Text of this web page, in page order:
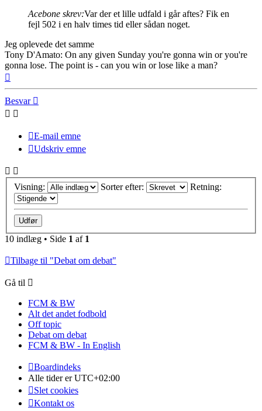
Acebone skrev:Var der et lille udfald i går aftes? Fik en
fejl 502 i en halv times tid eller sådan noget.
Jeg oplevede det samme
Tony D'Amato: On any given Sunday you're gonna win or you're
gonna lose. The point is - can you win or lose like a man?
Besvar
E-mail emne
Udskriv emne
Visning: Sorter efter: Retning:
10 indlæg • Side 1 af 1
Tilbage til "Debat om debat"
Gå til
FCM & BW
Alt det andet fodbold
Off topic
Debat om debat
FCM & BW - In English
Boardindeks
Alle tider erUTC+02:00
Slet cookies
Kontakt os